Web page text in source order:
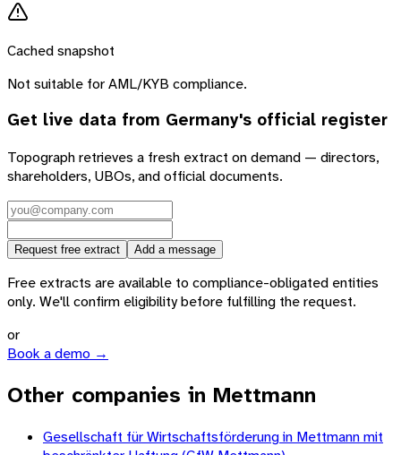
Cached snapshot
Not suitable for AML/KYB compliance.
Get live data from Germany's official register
Topograph retrieves a fresh extract on demand — directors,
shareholders, UBOs, and official documents.
Request free extract Add a message
Free extracts are available to compliance-obligated entities
only. We'll confirm eligibility before fulfilling the request.
or
Book a demo →
Other companies in Mettmann
Gesellschaft für Wirtschaftsförderung in Mettmann mit